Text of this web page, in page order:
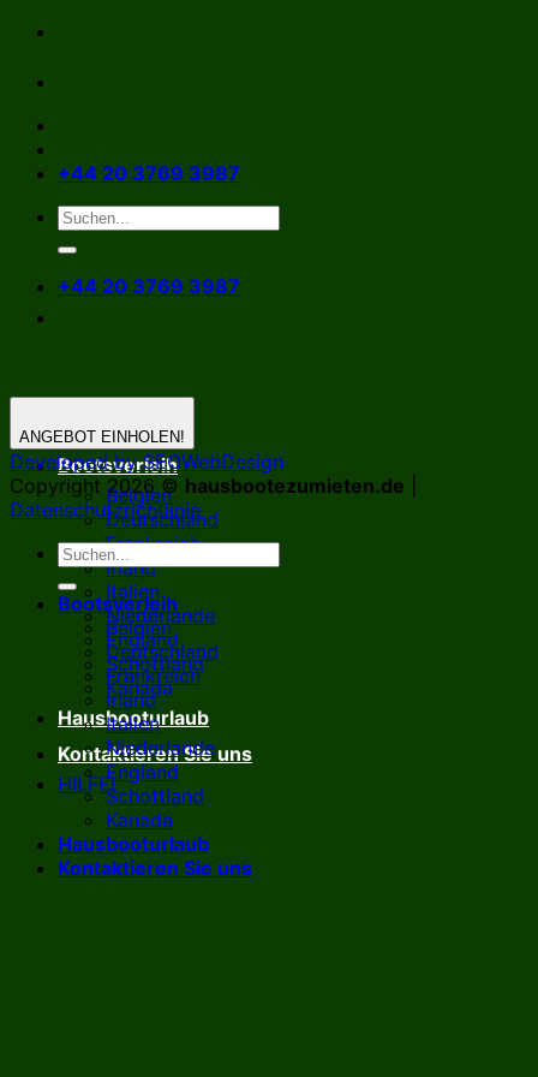
Zum
springen
+44 20 3769 3987
+44 20 3769 3987
Bootsverleih
Belgien
Deutschland
Frankreich
Irland
Italien
Niederlande
England
Schottland
Kanada
Hausbooturlaub
Kontaktieren Sie uns
HILFE!
ANGEBOT EINHOLEN!
Developed by SEOWebDesign
Copyright 2026 © hausbootezumieten.de
Datenschutzrichtlinie
Bootsverleih
Belgien
Deutschland
Frankreich
Irland
Italien
Niederlande
England
Schottland
Kanada
Hausbooturlaub
Kontaktieren Sie uns